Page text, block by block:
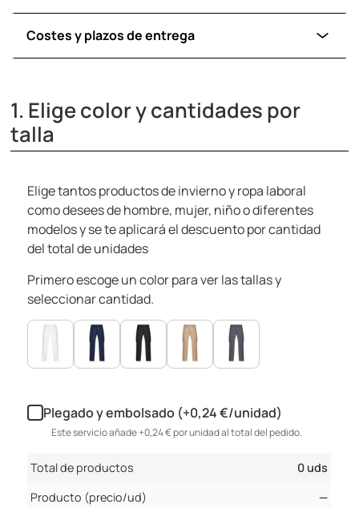
Costes y plazos de entrega
1. Elige color y cantidades por
talla
Elige tantos productos de invierno y ropa laboral
como desees de hombre, mujer, niño o diferentes
modelos y se te aplicará el descuento por cantidad
del total de unidades
Primero escoge un color para ver las tallas y
seleccionar cantidad.
Plegado y embolsado (+0,24 €/unidad)
Este servicio añade +0,24 € por unidad al total del pedido.
Total de productos
0 uds
Producto (precio/ud)
—